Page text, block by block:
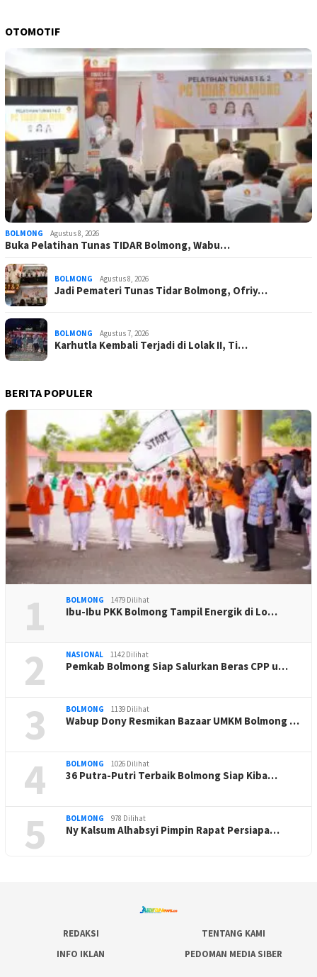
OTOMOTIF
BOLMONG Agustus 8, 2026
Buka Pelatihan Tunas TIDAR Bolmong, Wabu…
BOLMONG Agustus 8, 2026
Jadi Pemateri Tunas Tidar Bolmong, Ofriy…
BOLMONG Agustus 7, 2026
Karhutla Kembali Terjadi di Lolak II, Ti…
BERITA POPULER
1 BOLMONG 1479 Dilihat
Ibu-Ibu PKK Bolmong Tampil Energik di Lo…
2 NASIONAL 1142 Dilihat
Pemkab Bolmong Siap Salurkan Beras CPP u…
3 BOLMONG 1139 Dilihat
Wabup Dony Resmikan Bazaar UMKM Bolmong …
4 BOLMONG 1026 Dilihat
36 Putra-Putri Terbaik Bolmong Siap Kiba…
5 BOLMONG 978 Dilihat
Ny Kalsum Alhabsyi Pimpin Rapat Persiapa…
REDAKSI
TENTANG KAMI
INFO IKLAN
PEDOMAN MEDIA SIBER